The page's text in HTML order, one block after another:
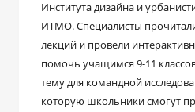
Института дизайна и
ИТМО. Специалисты
лекций и провели
помочь учащимся 9-11
тему для командной
которую школьники смогут